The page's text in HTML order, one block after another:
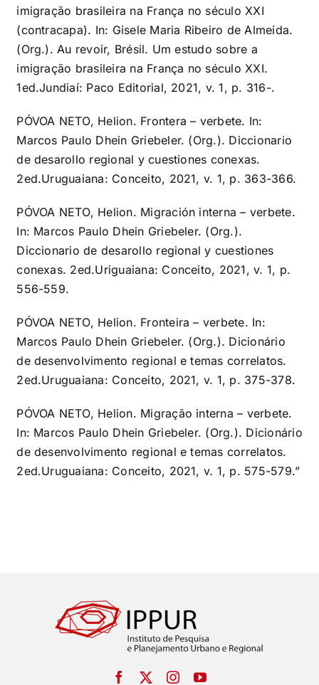
imigração brasileira na França no século XXI
(contracapa). In: Gisele Maria Ribeiro de Almeida.
(Org.). Au revoir, Brésil. Um estudo sobre a
imigração brasileira na França no século XXI.
1ed.Jundiaí: Paco Editorial, 2021, v. 1, p. 316-.
PÓVOA NETO, Helion. Frontera – verbete. In:
Marcos Paulo Dhein Griebeler. (Org.). Diccionario
de desarollo regional y cuestiones conexas.
2ed.Uruguaiana: Conceito, 2021, v. 1, p. 363-366.
PÓVOA NETO, Helion. Migración interna – verbete.
In: Marcos Paulo Dhein Griebeler. (Org.).
Diccionario de desarollo regional y cuestiones
conexas. 2ed.Uriguaiana: Conceito, 2021, v. 1, p.
556-559.
PÓVOA NETO, Helion. Fronteira – verbete. In:
Marcos Paulo Dhein Griebeler. (Org.). Dicionário
de desenvolvimento regional e temas correlatos.
2ed.Uruguaiana: Conceito, 2021, v. 1, p. 375-378.
PÓVOA NETO, Helion. Migração interna – verbete.
In: Marcos Paulo Dhein Griebeler. (Org.). Dicionário
de desenvolvimento regional e temas correlatos.
2ed.Uruguaiana: Conceito, 2021, v. 1, p. 575-579.”